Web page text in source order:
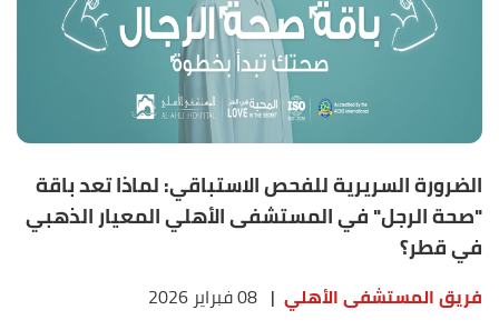
الضرورة السريرية للفحص الاستباقي: لماذا تعد باقة
"صحة الرجل" في المستشفى الأهلي المعيار الذهبي
في قطر؟
فريق المستشفى الأهلي | 08 فبراير 2026